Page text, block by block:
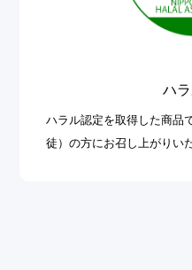
ハ
ハラル認定を取得した商品
徒）の方にお召し上がりい